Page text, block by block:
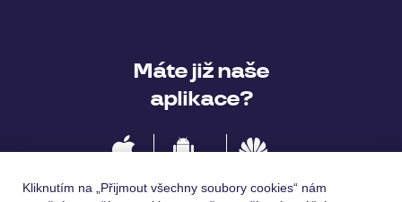
Máte již naše
aplikace?
Kliknutím na „Přijmout všechny soubory cookies“ nám